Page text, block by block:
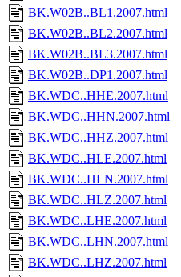
BK.W02B..BL1.2007.html
BK.W02B..BL2.2007.html
BK.W02B..BL3.2007.html
BK.W02B..DP1.2007.html
BK.WDC..HHE.2007.html
BK.WDC..HHN.2007.html
BK.WDC..HHZ.2007.html
BK.WDC..HLE.2007.html
BK.WDC..HLN.2007.html
BK.WDC..HLZ.2007.html
BK.WDC..LHE.2007.html
BK.WDC..LHN.2007.html
BK.WDC..LHZ.2007.html